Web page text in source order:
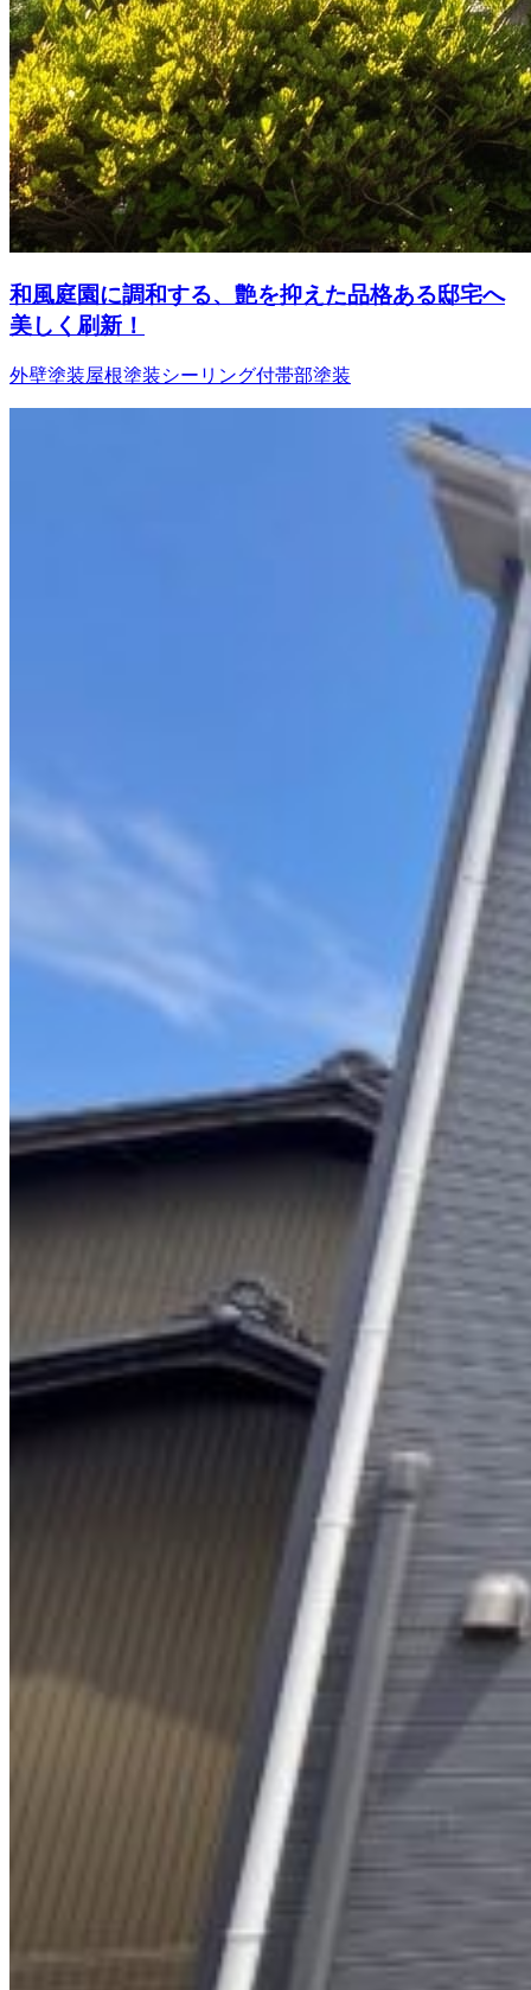
和風庭園に調和する、艶を抑えた品格ある邸宅へ
美しく刷新！
外壁塗装屋根塗装シーリング付帯部塗装